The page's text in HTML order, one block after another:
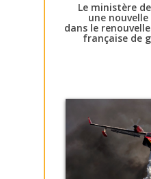
Le ministère
une
dans le
française de